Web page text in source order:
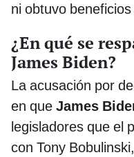
ni obtuvo
¿En qué se
James Biden?
La acusación por
en que James
legisladores que el
con Tony